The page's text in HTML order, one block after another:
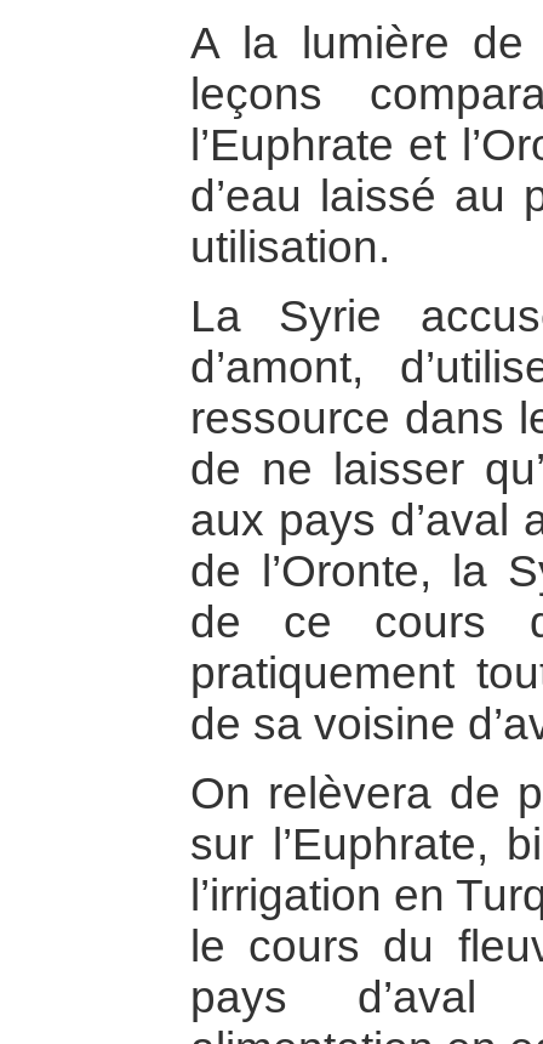
A la lumière
leçons
l’Euphrate et
d’eau laissé au
utilisation.
La Syrie
d’amont,
ressource dans
de ne laisser
aux pays d’aval
de l’Oronte, la
de ce cours
pratiquement
de sa voisine
On relèvera de
sur l’Euphrate,
l’irrigation en
le cours du
pays